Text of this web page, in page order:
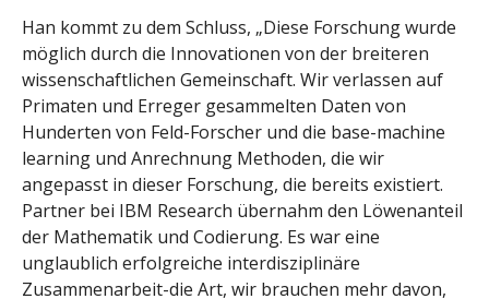
Han kommt zu dem Schluss, „Diese Forschung wurde
möglich durch die Innovationen von der breiteren
wissenschaftlichen Gemeinschaft. Wir verlassen auf
Primaten und Erreger gesammelten Daten von
Hunderten von Feld-Forscher und die base-machine
learning und Anrechnung Methoden, die wir
angepasst in dieser Forschung, die bereits existiert.
Partner bei IBM Research übernahm den Löwenanteil
der Mathematik und Codierung. Es war eine
unglaublich erfolgreiche interdisziplinäre
Zusammenarbeit-die Art, wir brauchen mehr davon,